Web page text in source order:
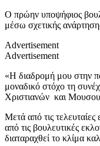
Ο πρώην υποψήφιος
μέσω σχετικής
Advertisement
Advertisement
«Η διαδρομή μου στην
μοναδικό στόχο τη
Χριστιανών και
Μετά από τις
από τις βουλευτικές
διαταραχθεί το κλίμα